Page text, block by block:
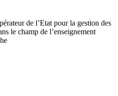
de l’Etat pour la gestion des
le champ de l’enseignement